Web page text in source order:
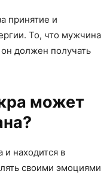
принятие и
То, что мужчина
должен получать
может
и находится в
своими эмоциями